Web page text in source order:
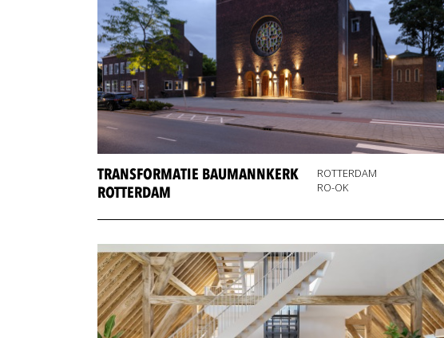
TRANSFORMATIE BAUMANNKERK
ROTTERDAM
ROTTERDAM
RO-OK